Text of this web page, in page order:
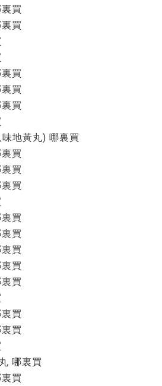
買
買
買
買
買
地黃丸) 哪裏買
買
買
買
買
買
買
買
買
買
買
哪裏買
買